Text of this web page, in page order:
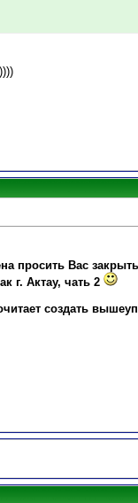
просить Вас
г. Актау, чать 2
создать